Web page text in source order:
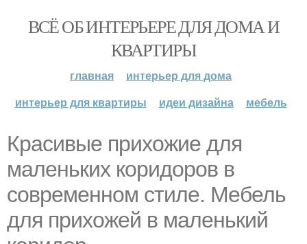
ВСЁ ОБ ИНТЕРЬЕРЕ ДЛЯ ДОМА И
КВАРТИРЫ
главная
интерьер для дома
интерьер для квартиры
идеи дизайна мебель
Красивые прихожие для
маленьких коридоров в
современном стиле. Мебель
для прихожей в маленький